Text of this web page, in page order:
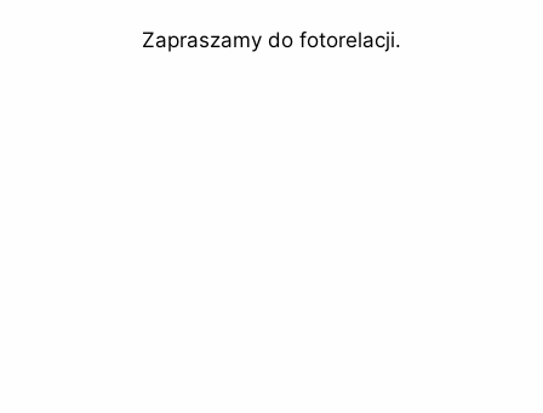
Zapraszamy do fotorelacji.